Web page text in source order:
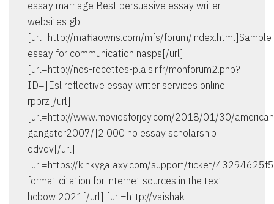
essay marriage Best persuasive essay writer
websites gb
[url=http://mafiaowns.com/mfs/forum/index.html]Sample
essay for communication nasps[/url]
[url=http://nos-recettes-plaisir.fr/monforum2.php?
ID=]Esl reflective essay writer services online
rpbrz[/url]
[url=http://www.moviesforjoy.com/2018/01/30/
gangster2007/]2 000 no essay scholarship
odvov[/url]
[url=https://kinkygalaxy.com/support/ticket/
format citation for internet sources in the text
hcbow 2021[/url] [url=http://vaishak-